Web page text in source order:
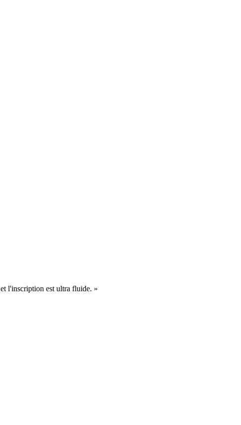
l'inscription est ultra fluide. »